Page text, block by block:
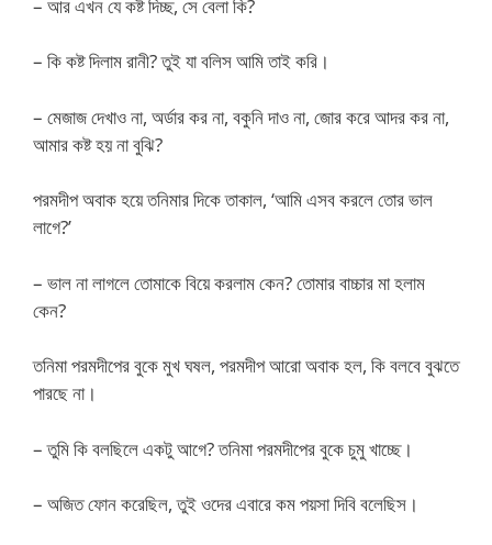
– আর এখন যে কষ্ট দিচ্ছ, সে বেলা কি?
– কি কষ্ট দিলাম রানী? তুই যা বলিস আমি তাই করি।
– মেজাজ দেখাও না, অর্ডার কর না, বকুনি দাও না, জোর করে আদর কর না,
আমার কষ্ট হয় না বুঝি?
পরমদীপ অবাক হয়ে তনিমার দিকে তাকাল, ‘আমি এসব করলে তোর ভাল
লাগে?’
– ভাল না লাগলে তোমাকে বিয়ে করলাম কেন? তোমার বাচ্চার মা হলাম
কেন?
তনিমা পরমদীপের বুকে মুখ ঘষল, পরমদীপ আরো অবাক হল, কি বলবে বুঝতে
পারছে না।
– তুমি কি বলছিলে একটু আগে? তনিমা পরমদীপের বুকে চুমু খাচ্ছে।
– অজিত ফোন করেছিল, তুই ওদের এবারে কম পয়সা দিবি বলেছিস।